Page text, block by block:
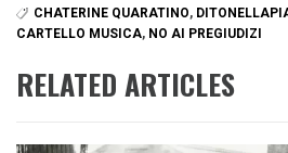
CHATERINE QUARATINO,
CARTELLO MUSICA, NO AI PREGIUDIZI
RELATED ARTICLES